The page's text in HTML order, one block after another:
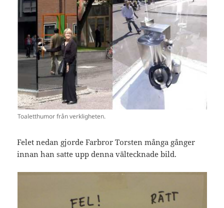
Toaletthumor från verkligheten.
Felet nedan gjorde Farbror Torsten många gånger
innan han satte upp denna vältecknade bild.